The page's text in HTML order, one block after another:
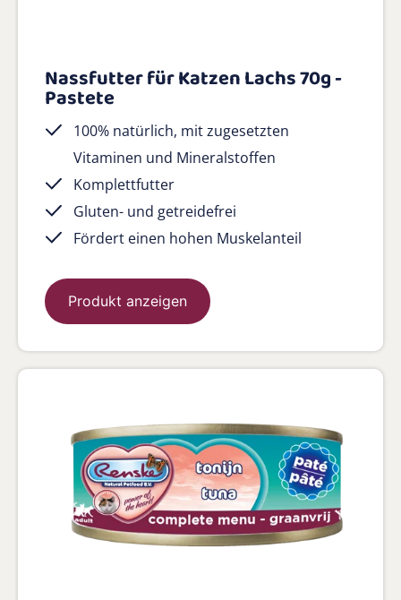
Nassfutter für Katzen Lachs 70g -
Pastete
100% natürlich, mit zugesetzten
Vitaminen und Mineralstoffen
Komplettfutter
Gluten- und getreidefrei
Fördert einen hohen Muskelanteil
Produkt anzeigen